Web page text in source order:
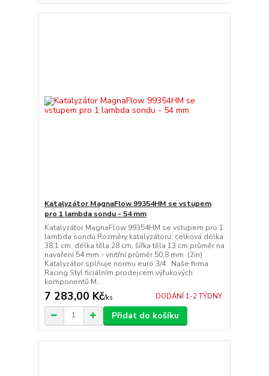
Katalyzátor MagnaFlow 99354HM se vstupem
pro 1 lambda sondu - 54 mm
Katalyzátor MagnaFlow 99354HM se vstupem pro 1
lambda sondu Rozměry katalyzátoru: celková délka
38,1 cm, délka těla 28 cm, šířka těla 13 cm průměr na
navaření 54 mm - vnitřní průměr 50,8 mm (2in)
Katalyzátor splňuje normu euro 3/4 Naše firma
Racing Styl ficiálním prodejcem výfukových
komponentů M...
7 283,00 Kč/ks DODÁNÍ 1-2 TÝDNY
Přidat do košíku